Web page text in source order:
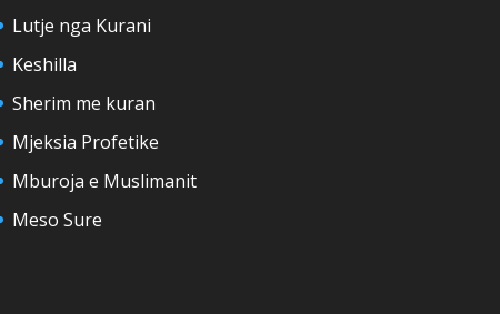
Lutje nga Kurani
Keshilla
Sherim me kuran
Mjeksia Profetike
Mburoja e Muslimanit
Meso Sure